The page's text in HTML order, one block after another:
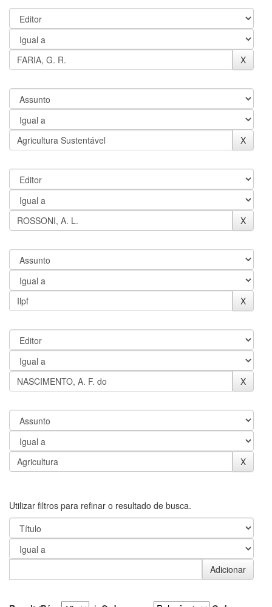
Utilizar filtros para refinar o resultado de busca.